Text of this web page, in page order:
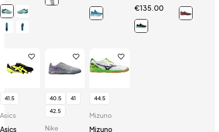
€135.00
41.5
Asics
Asics
40.5
41
42.5
Nike
44.5
Mizuno
Mizuno